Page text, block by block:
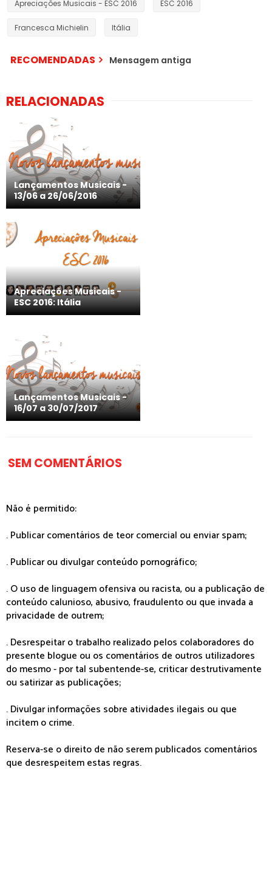
Apreciações Musicais - ESC 2016 ESC 2016
Francesca Michielin Itália
RECOMENDADAS Mensagem antiga
RELACIONADAS
Lançamentos Musicais -
13/06 a 26/06/2016
Apreciações Musicais -
ESC 2016: Itália
Lançamentos Musicais -
16/07 a 30/07/2017
SEM COMENTÁRIOS
Não é permitido:
. Publicar comentários de teor comercial ou enviar spam;
. Publicar ou divulgar conteúdo pornográfico;
. O uso de linguagem ofensiva ou racista, ou a publicação de
conteúdo calunioso, abusivo, fraudulento ou que invada a
privacidade de outrem;
. Desrespeitar o trabalho realizado pelos colaboradores do
presente blogue ou os comentários de outros utilizadores
do mesmo - por tal subentende-se, criticar destrutivamente
ou satirizar as publicações;
. Divulgar informações sobre atividades ilegais ou que
incitem o crime.
Reserva-se o direito de não serem publicados comentários
que desrespeitem estas regras.